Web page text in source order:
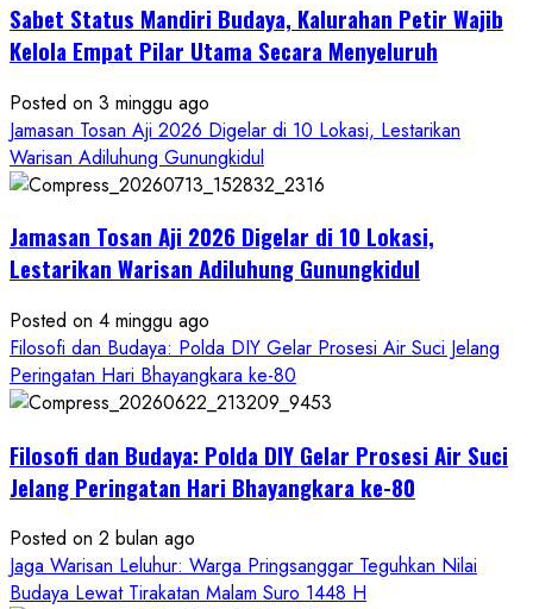
Nasional,
Ruwatan
Petilasan
Sendangwangi
Mohon
Restu
Hayuning
Bawono
Sabet Status Mandiri Budaya, Kalurahan Petir Wajib
Kelola Empat Pilar Utama Secara Menyeluruh
Posted on 3 minggu ago
Jamasan Tosan Aji 2026 Digelar di 10 Lokasi, Lestarikan
Warisan Adiluhung Gunungkidul
Jamasan Tosan Aji 2026 Digelar di 10 Lokasi,
Lestarikan Warisan Adiluhung Gunungkidul
Posted on 4 minggu ago
Filosofi dan Budaya: Polda DIY Gelar Prosesi Air Suci Jelang
Peringatan Hari Bhayangkara ke-80
Filosofi dan Budaya: Polda DIY Gelar Prosesi Air Suci
Jelang Peringatan Hari Bhayangkara ke-80
Posted on 2 bulan ago
Jaga Warisan Leluhur: Warga Pringsanggar Teguhkan Nilai
Budaya Lewat Tirakatan Malam Suro 1448 H